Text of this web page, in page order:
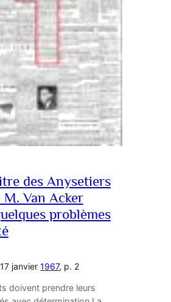
des Anysetiers
M. Van Acker
problèmes
janvier1967, p. 2
doivent prendre leurs